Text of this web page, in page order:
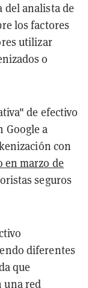
del analista de
los factores
utilizar
o
de efectivo
Google a
con
en marzo de
seguros
diferentes
que
una red